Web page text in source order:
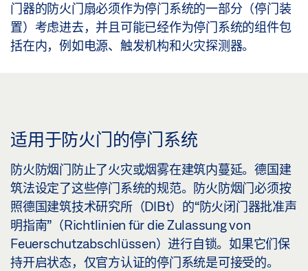
门器的防火门扇必须作为停门系统的一部分（停门装
置）考虑进去，并且可能已经作为停门系统的组件包
括在内，例如电源、触发机构和火灾探测器。
适用于防火门的停门系统
防火防烟门防止了火灾或烟雾在建筑内蔓延。德国建
筑法设定了这些停门系统的规范。防火防烟门必须按
照德国建筑技术研究所（DIBt）的“防火闭门器批准声
明指南”（Richtlinien für die Zulassung von
Feuerschutzabschlüssen）进行自锁。如果它们保
持开启状态，仅官方认证的停门系统是可接受的。